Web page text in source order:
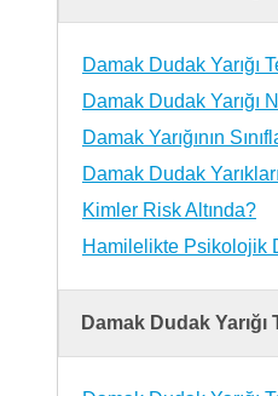
Damak Dudak Yarığı
Damak Dudak Yarığı
Damak Yarığının
Damak Dudak
Kimler Risk Altında?
Hamilelikte Psikolojik
Damak Dudak